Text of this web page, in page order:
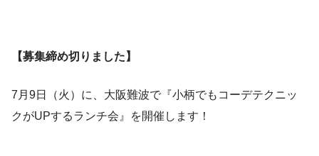
【募集締め切りました】
7月9日（火）に、大阪難波で『小柄でもコーデテクニッ
クがUPするランチ会』を開催します！